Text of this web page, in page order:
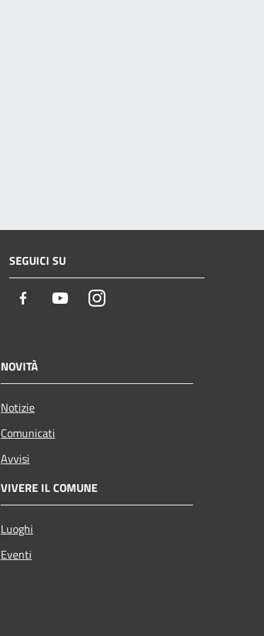
SEGUICI SU
Facebook YoutubeInstagram
NOVITÀ
Notizie
Comunicati
Avvisi
VIVERE IL COMUNE
Luoghi
Eventi